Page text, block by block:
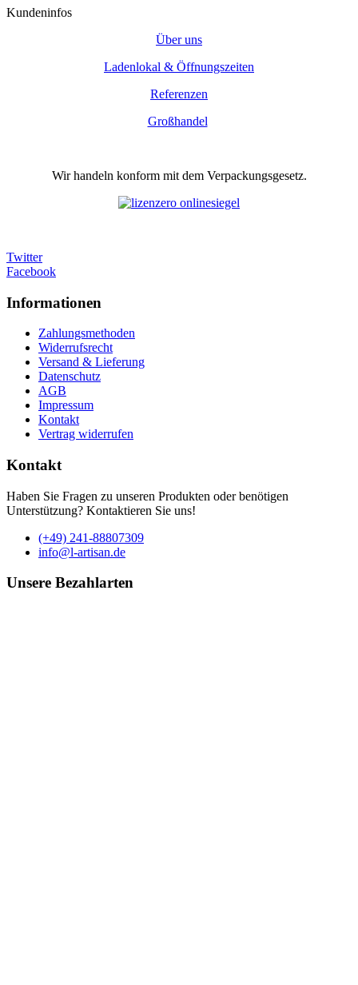
Kundeninfos
Über uns
Ladenlokal & Öffnungszeiten
Referenzen
Großhandel
Wir handeln konform mit dem Verpackungsgesetz.
Twitter
Facebook
Informationen
Zahlungsmethoden
Widerrufsrecht
Versand & Lieferung
Datenschutz
AGB
Impressum
Kontakt
Vertrag widerrufen
Kontakt
Haben Sie Fragen zu unseren Produkten oder benötigen
Unterstützung? Kontaktieren Sie uns!
(+49) 241-88807309
info@l-artisan.de
Unsere Bezahlarten